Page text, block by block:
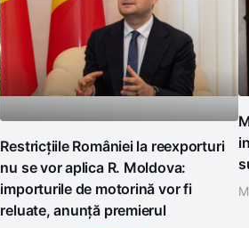
Restricțiile României la reexporturi
nu se vor aplica R. Moldova:
importurile de motorină vor fi
reluate, anunță premierul